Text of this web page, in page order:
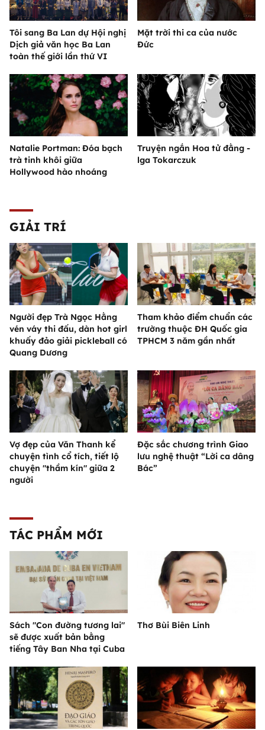
Tôi sang Ba Lan dự Hội nghị
Dịch giả văn học Ba Lan
toàn thế giới lần thứ VI
Mặt trời thi ca của nước
Đức
Natalie Portman: Đóa bạch
trà tinh khôi giữa
Hollywood hào nhoáng
Truyện ngắn Hoa tử đằng -
lga Tokarczuk
GIẢI TRÍ
Người đẹp Trà Ngọc Hằng
vén váy thi đấu, dàn hot girl
khuấy đảo giải pickleball có
Quang Dương
Tham khảo điểm chuẩn các
trường thuộc ĐH Quốc gia
TPHCM 3 năm gần nhất
Vợ đẹp của Văn Thanh kể
chuyện tình cổ tích, tiết lộ
chuyện "thầm kín" giữa 2
người
Đặc sắc chương trình Giao
lưu nghệ thuật “Lời ca dâng
Bác”
TÁC PHẨM MỚI
Sách "Con đường tương lai"
sẽ được xuất bản bằng
tiếng Tây Ban Nha tại Cuba
Thơ Bùi Biên Linh